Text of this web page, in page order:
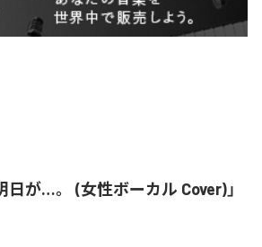
日が…。 (女性ボーカル Cover)」